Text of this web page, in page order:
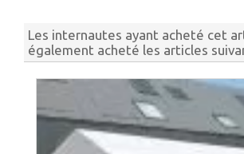
Les internautes ayant acheté cet
également acheté les articles